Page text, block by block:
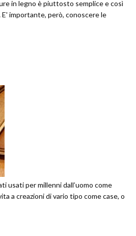
in legno è piuttosto semplice e così
importante, però, conoscere le
usati per millenni dall’uomo come
a creazioni di vario tipo come case, o